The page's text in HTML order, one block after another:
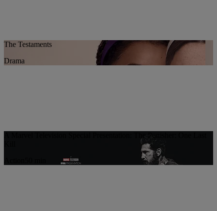
The Testaments
Drama
A Marvel Television Special Presentation: The Punisher: One Last